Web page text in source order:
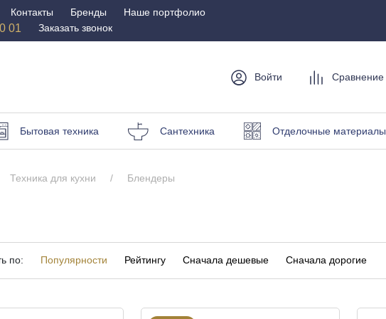
Контакты Бренды Наше портфолио
01 Заказать звонок
Войти Сравнение
Бытовая техника Сантехника Отделочные материалы
стулья
спальни
Кресла для офиса Шезлонги и зонты
Техника для кухни Блендеры
по: Популярности Рейтингу Сначала дешевые Сначала дорогие